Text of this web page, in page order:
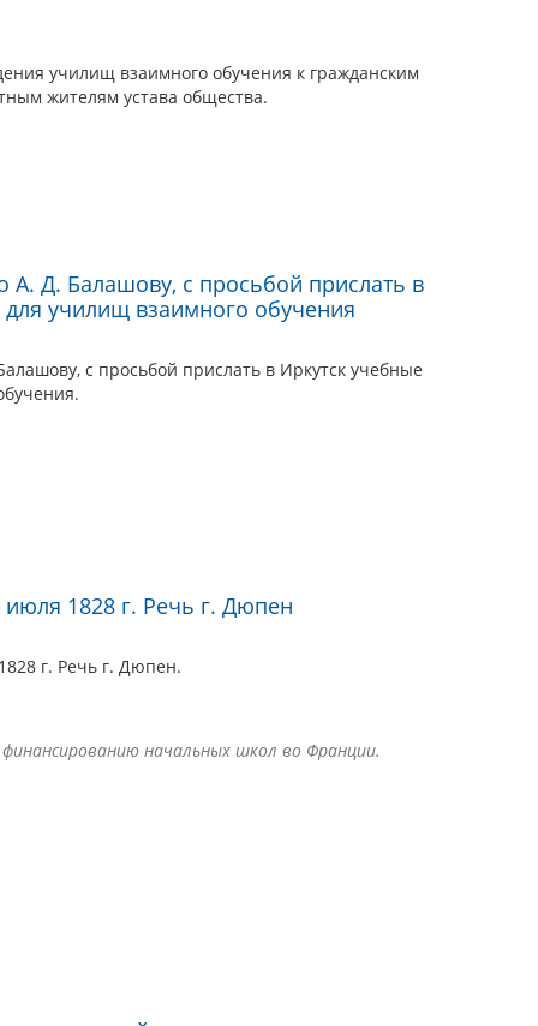
училищ взаимного обучения к гражданским
жителям устава общества.
Д. Балашову, с просьбой прислать в
училищ взаимного обучения
с просьбой прислать в Иркутск учебные
1828 г. Речь г. Дюпен
г. Речь г. Дюпен.
начальных школ во Франции.